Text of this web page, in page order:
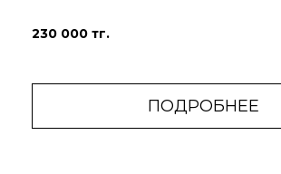
230 000 тг.
ПОДРОБНЕЕ